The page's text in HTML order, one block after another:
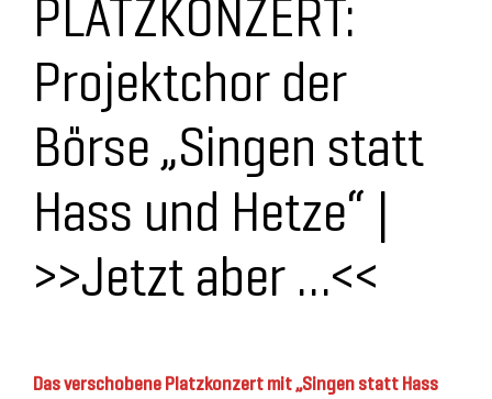
PLATZKONZERT:
Projektchor der
Börse „Singen statt
Hass und Hetze“ |
>>Jetzt aber …<<
Das verschobene Platzkonzert mit „Singen statt Hass